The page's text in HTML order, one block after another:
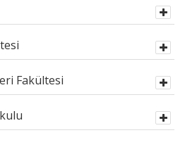
Fakültesi